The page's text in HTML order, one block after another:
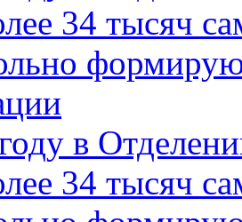
34 тысяч
в
34 тысяч